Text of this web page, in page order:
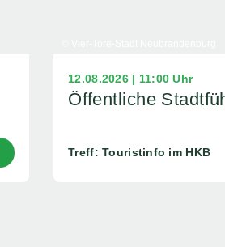
12.08.2026 | 11:00 Uhr
Öffentliche
Treff: Touristinfo im HKB